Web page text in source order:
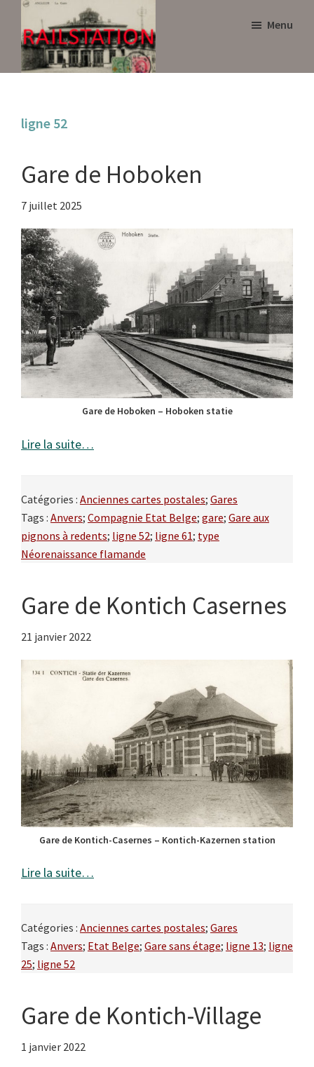
main
content
primary
sidebar
Menu
ligne 52
Gare de Hoboken
7 juillet 2025
Gare de Hoboken – Hoboken statie
Lire la suite…
Catégories : Anciennes cartes postales; Gares
Tags : Anvers; Compagnie Etat Belge; gare; Gare aux
pignons à redents; ligne 52; ligne 61; type
Néorenaissance flamande
Gare de Kontich Casernes
21 janvier 2022
Gare de Kontich-Casernes – Kontich-Kazernen station
Lire la suite…
Catégories : Anciennes cartes postales; Gares
Tags : Anvers; Etat Belge; Gare sans étage; ligne 13; ligne
25; ligne 52
Gare de Kontich-Village
1 janvier 2022